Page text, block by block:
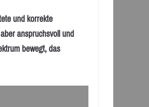
und korrekte
anspruchsvoll und
bewegt, das